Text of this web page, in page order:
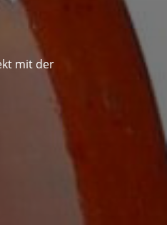
mit der